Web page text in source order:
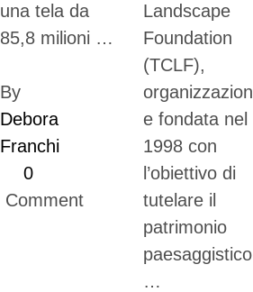
una tela da
85,8 milioni …
By
Debora
Franchi
0
Comment
Landscape
Foundation
(TCLF),
organizzazion
e fondata nel
1998 con
l’obiettivo di
tutelare il
patrimonio
paesaggistico
…